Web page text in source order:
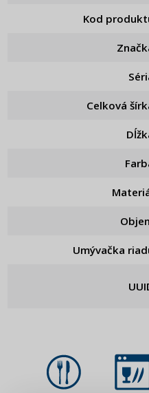
Kod
Celková
Umývačka
PRIHLÁSENIE